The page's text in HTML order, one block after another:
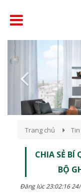
Previous
Trang chủ
CHIA SẺ BÍ
BỘ
Đăng lúc 23:02:16